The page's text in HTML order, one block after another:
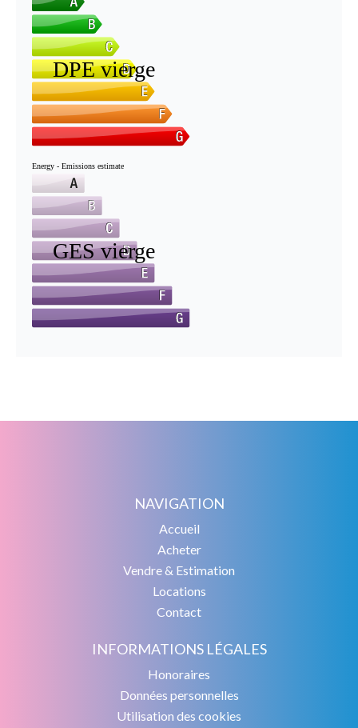
NAVIGATION
Accueil
Acheter
Vendre & Estimation
Locations
Contact
INFORMATIONS LÉGALES
Honoraires
Données personnelles
Utilisation des cookies